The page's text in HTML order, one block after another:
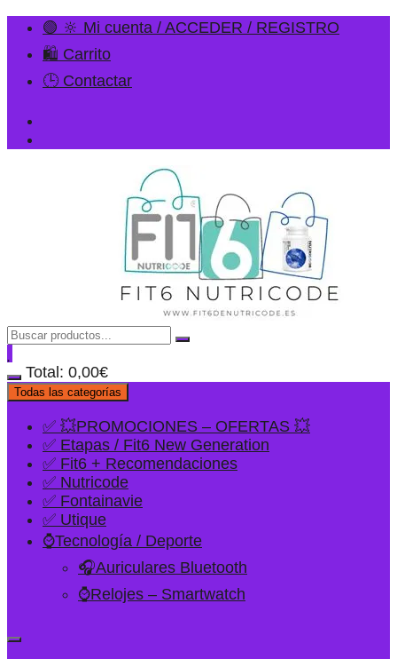
🟢 🔆 Mi cuenta / ACCEDER / REGISTRO
🛍️ Carrito
🕒 Contactar
Total: 0,00€
Todas las categorías
✅ 💥PROMOCIONES – OFERTAS 💥
✅ Etapas / Fit6 New Generation
✅ Fit6 + Recomendaciones
✅ Nutricode
✅ Fontainavie
✅ Utique
⌚Tecnología / Deporte
🎧Auriculares Bluetooth
⌚Relojes – Smartwatch